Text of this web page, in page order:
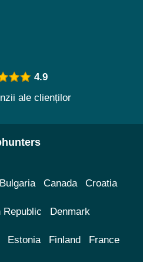
4.9
ale clienților
Bulgaria Canada Croatia
Republic Denmark
Estonia Finland France